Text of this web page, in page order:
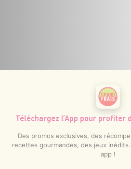
Téléchargez l’App pour profiter
Des promos exclusives, des
recettes gourmandes, des jeux
app !